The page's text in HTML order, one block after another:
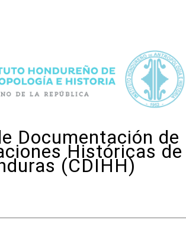
Documentación de
Históricas de
(CDIHH)